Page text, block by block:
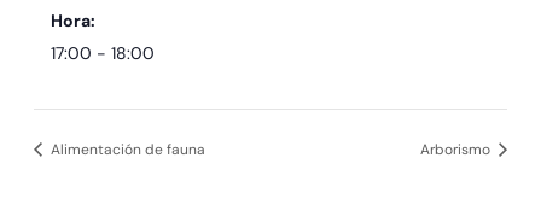
Hora:
17:00 - 18:00
Alimentación de fauna Arborismo